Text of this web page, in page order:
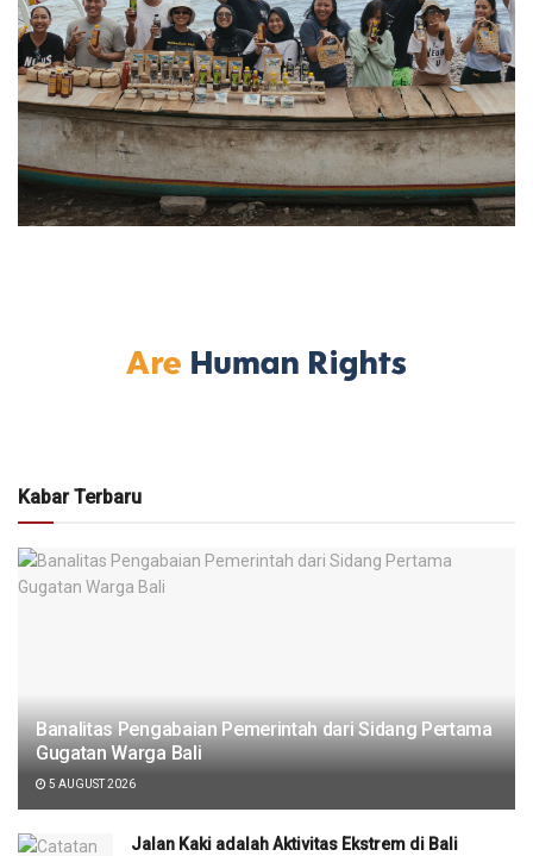
Kabar Terbaru
Banalitas Pengabaian Pemerintah dari Sidang Pertama
Gugatan Warga Bali
5 AUGUST 2026
Jalan Kaki adalah Aktivitas Ekstrem di Bali